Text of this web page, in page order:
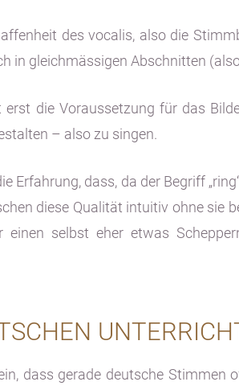
des vocalis, also die
in gleichmässigen Abschnitten
die Voraussetzung für das
– also zu singen.
Erfahrung, dass, da der Begriff
diese Qualität intuitiv ohne sie
einen selbst eher etwas
dass gerade deutsche